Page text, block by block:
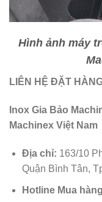
Hình ảnh máy
LIÊN HỆ ĐẶT
Inox Gia Bảo
Machinex Việt Nam
Địa chỉ: 163/10
Quận Bình Tân,
Hotline Mua